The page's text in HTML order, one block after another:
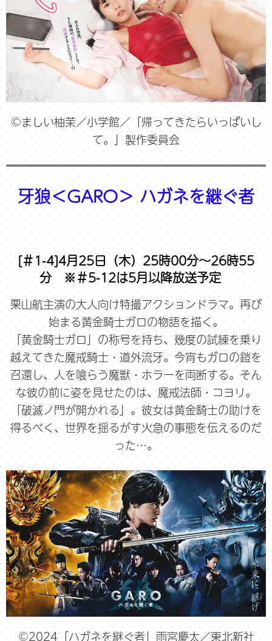
©ましい柚茉／小学館／「帰ってきたらいっぱいし
て。」製作委員会
牙狼＜GARO＞ ハガネを継ぐ者
[＃1-4]4月25日（木）25時00分～26時55
分 ※＃5-12は5月以降放送予定
栗山航主演の大人向け特撮アクションドラマ。再び
始まる黄金騎士ガロの物語を描く。
「黄金騎士ガロ」の称号を持ち、幾度の試練を乗り
越えてきた魔戒騎士・道外流牙。今宵もガロの鎧を
召還し、人を喰らう魔獣・ホラーを両断する。そん
な彼の前に姿を見せたのは、魔戒法師・コヨリ。
「破滅ノ門が開かれる」。彼女は黄金騎士の助けを
得るべく、世界を揺るがす火急の事態を伝えるのだ
った…。
©2024「ハガネを継ぐ者」雨宮慶太／東北新社